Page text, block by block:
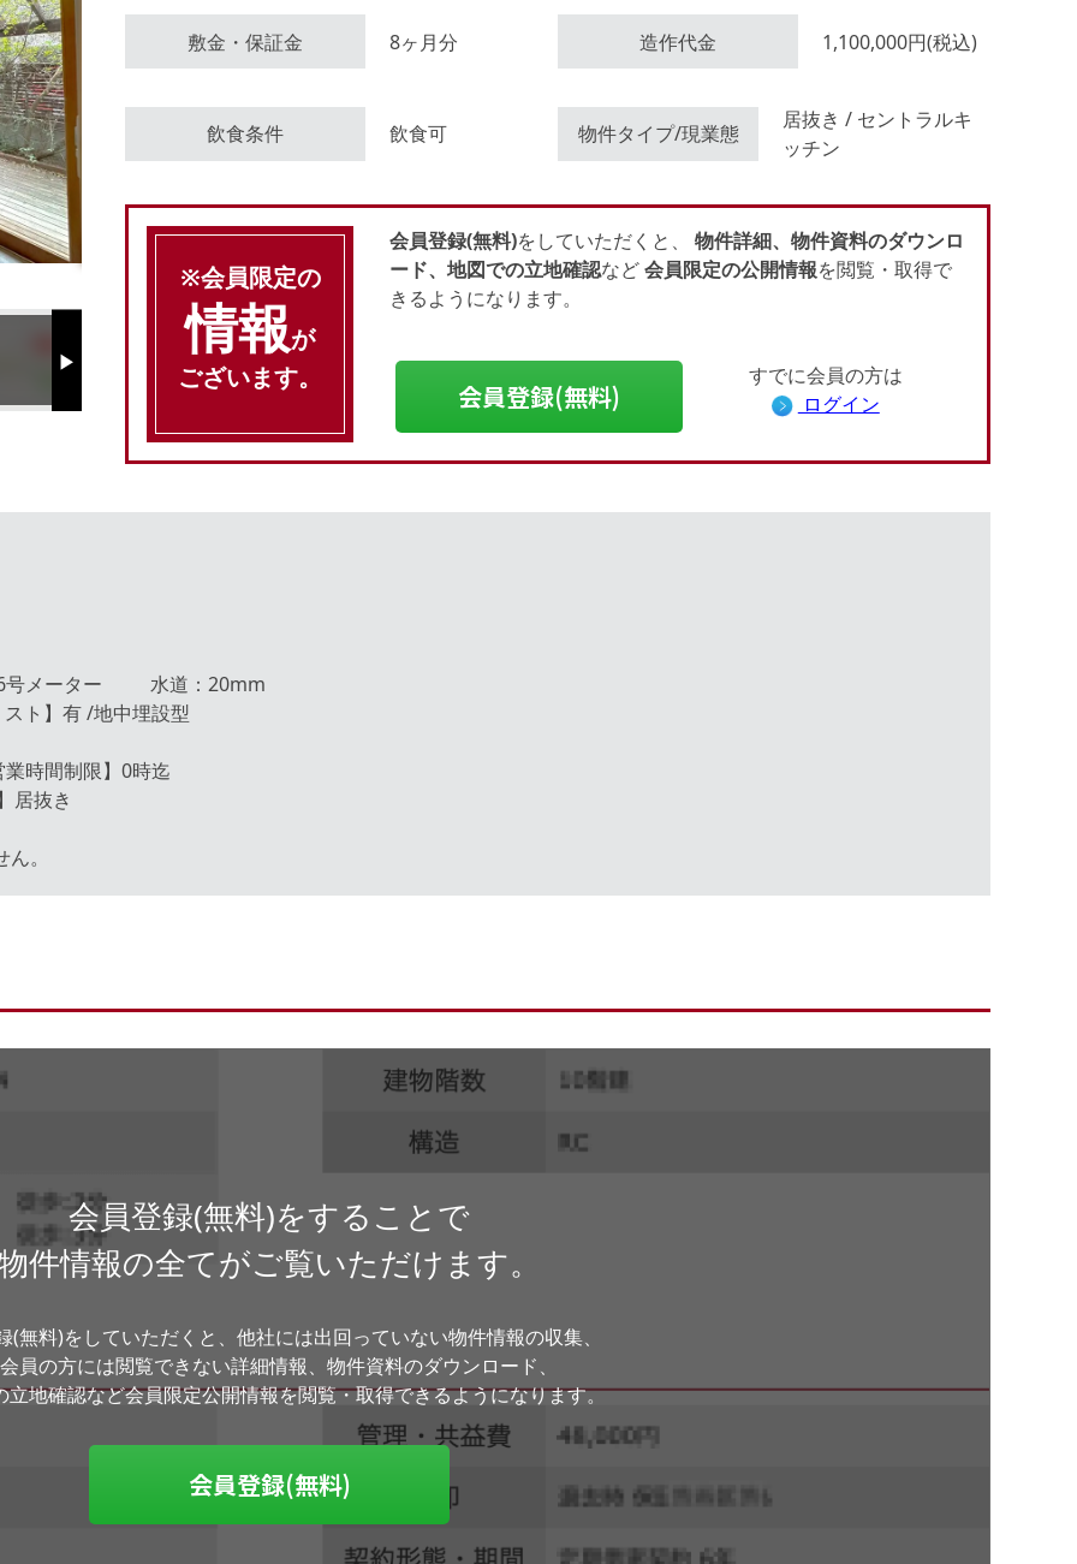
Next
敷金・保証金 8ヶ月分 造作代金 1,100,000円(税込)
飲食条件 飲食可 物件タイプ/現業態
居抜き / セントラルキ
ッチン
※会員限定の
情報が
ございます。
会員登録(無料)をしていただくと、物件詳細、物件資料のダウンロ
ード、地図での立地確認など会員限定の公開情報を閲覧・取得で
きるようになります。
会員登録(無料)
すでに会員の方は
ログイン
メーター 水道：20mm
ト】有 /地中埋設型
時間制限】0時迄
居抜き
。
会員登録(無料)をすることで
件情報の全てがご覧いただけます。
(無料)をしていただくと、他社には出回っていない物件情報の収集、
員の方には閲覧できない詳細情報、物件資料のダウンロード、
立地確認など会員限定公開情報を閲覧・取得できるようになります。
会員登録(無料)